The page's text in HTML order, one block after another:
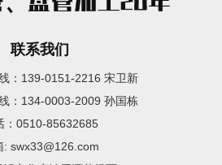
联系我们
：139-0151-2216 宋卫新
：134-0003-2009 孙国栋
：0510-85632685
: swx33@126.com